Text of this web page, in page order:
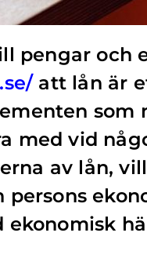
pengar och
att lån är
som
med vid
av lån,
persons
ekonomisk